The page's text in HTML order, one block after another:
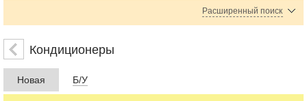
Расширенный поиск
Оборудование для кондиционеров
Напольно-потолочные кондиционеры
Кондиционеры
Новая Б/У